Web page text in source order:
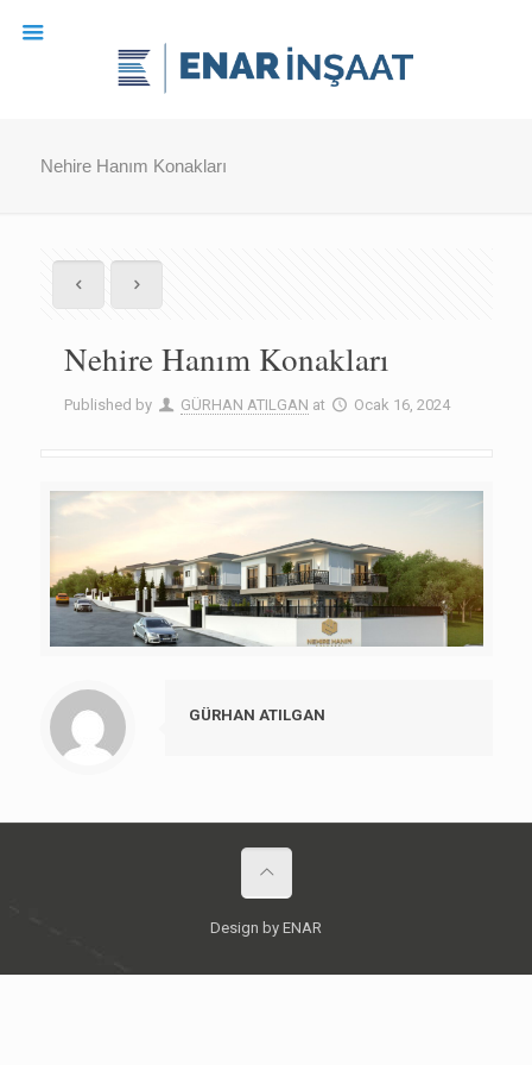
Nehire Hanım Konakları
Nehire Hanım Konakları
Published by GÜRHAN ATILGAN at Ocak 16, 2024
GÜRHAN ATILGAN
Design by ENAR